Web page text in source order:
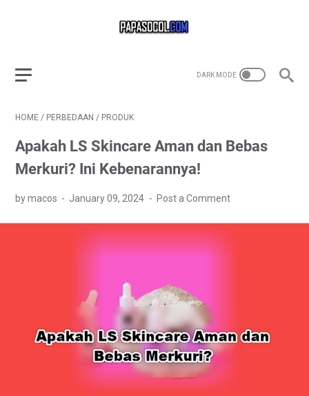
HOME / PERBEDAAN / PRODUK
Apakah LS Skincare Aman dan Bebas
Merkuri? Ini Kebenarannya!
by macos January 09, 2024 Post a Comment